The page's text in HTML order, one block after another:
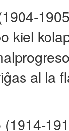
kiel
al la